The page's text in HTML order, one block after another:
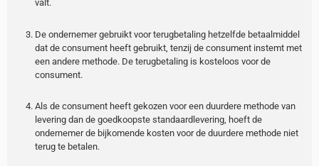
valt.
De ondernemer gebruikt voor terugbetaling hetzelfde betaalmiddel
dat de consument heeft gebruikt, tenzij de consument instemt met
een andere methode. De terugbetaling is kosteloos voor de
consument.
Als de consument heeft gekozen voor een duurdere methode van
levering dan de goedkoopste standaardlevering, hoeft de
ondernemer de bijkomende kosten voor de duurdere methode niet
terug te betalen.